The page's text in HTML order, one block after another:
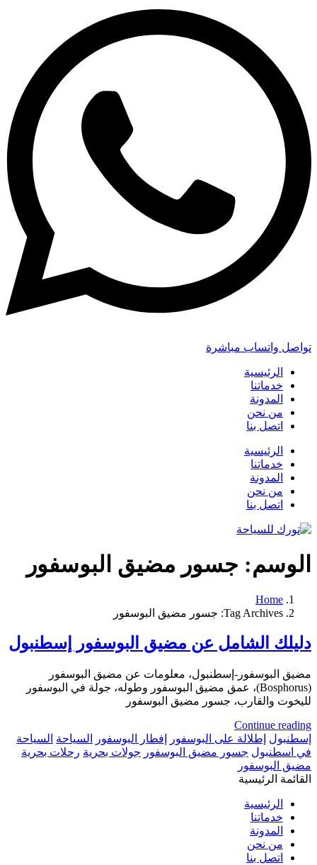
تواصل واتساب مباشرة
الرئيسية
خدماتنا
المدونة
من نحن
اتصل بنا
الرئيسية
خدماتنا
المدونة
من نحن
اتصل بنا
الوسم: جسور مضيق البوسفور
Home
Tag Archives: جسور مضيق البوسفور
دليلك الشامل عن مضيق البوسفور إسطنبول
مضيق البوسفور-إسطنبول، معلومات عن مضيق البوسفور
(Bosphorus)، عمق مضيق البوسفور وطوله، جولة في البوسفور
لليخوت والقارب، جسور مضيق البوسفور
Continue reading
إسطنبول إطلالة على البوسفور إفطار البوسفور السياحة السياحة
في اسطنبول جسور مضيق البوسفور جولات بحرية رحلات بحرية
مضيق البوسفور
القائمة الرئيسية
الرئيسية
خدماتنا
المدونة
من نحن
اتصل بنا